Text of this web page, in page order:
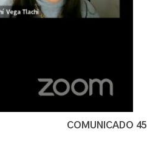
COMUNICADO 45